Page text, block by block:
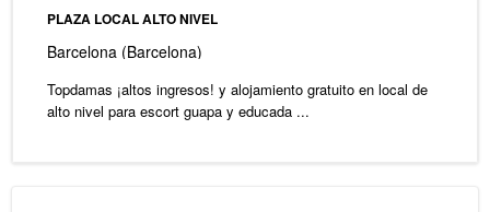
PLAZA LOCAL ALTO NIVEL
Barcelona (Barcelona)
Topdamas ¡altos ingresos! y alojamiento gratuito en local de
alto nivel para escort guapa y educada ...